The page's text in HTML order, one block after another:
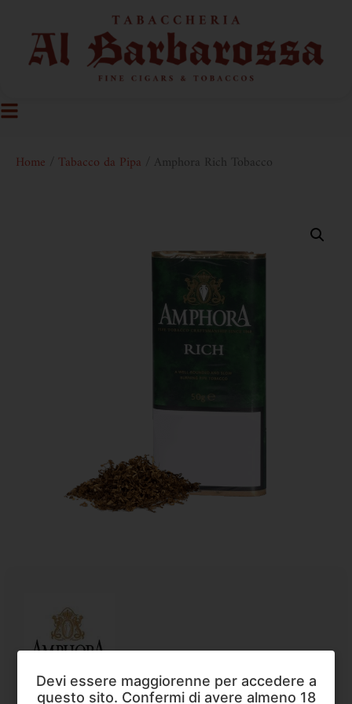
Home Tabacco da Pipa / Amphora Rich Tobacco
Amphora,Tabacco da Pipa
Devi essere maggiorenne per accedere a
questo sito. Confermi di avere almeno 18